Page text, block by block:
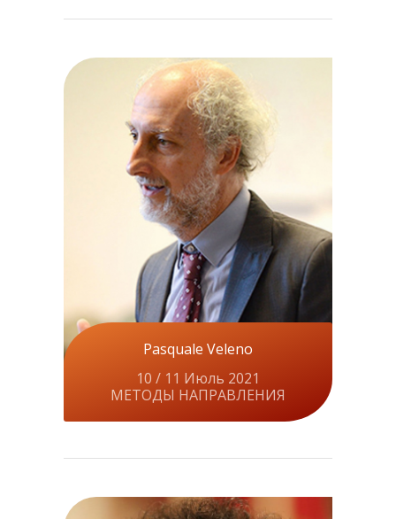
Pasquale Veleno
10 / 11 Июль 2021
МЕТОДЫ НАПРАВЛЕНИЯ